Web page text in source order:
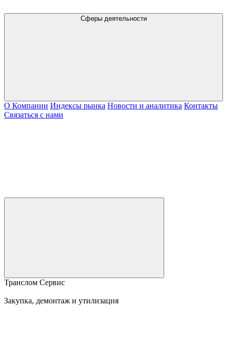
Сферы деятельности
О Компании Индексы рынка Новости и аналитика Контакты
Связаться с нами
Транслом Сервис
Закупка, демонтаж и утилизация